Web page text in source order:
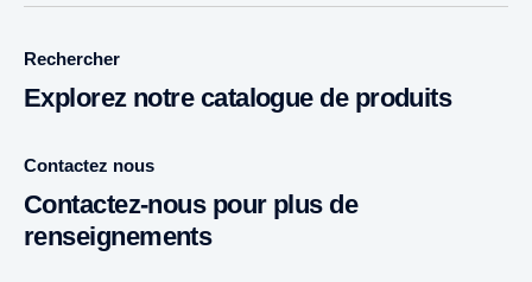
Rechercher
Explorez notre catalogue de produits
Contactez nous
Contactez-nous pour plus de
renseignements